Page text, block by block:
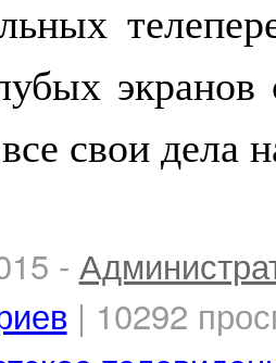
свои дела
-
| 10292